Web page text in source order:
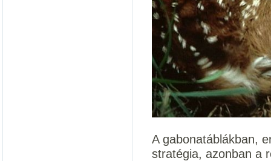
A gabonatáblákban,
stratégia, azonban a